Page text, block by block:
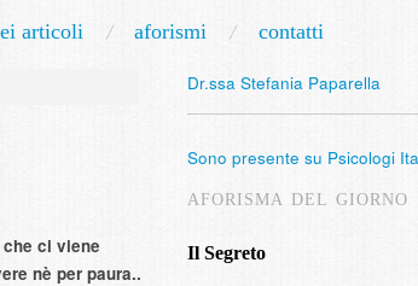
articoli aforismi contatti
ci viene
nè per paura..
Dr.ssa Stefania Paparella
Sono presente su Psicologi
AFORISMA DEL GIORNO
Il Segreto